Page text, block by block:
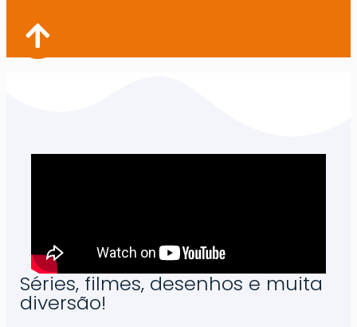
Séries, filmes, desenhos e muita
diversão!